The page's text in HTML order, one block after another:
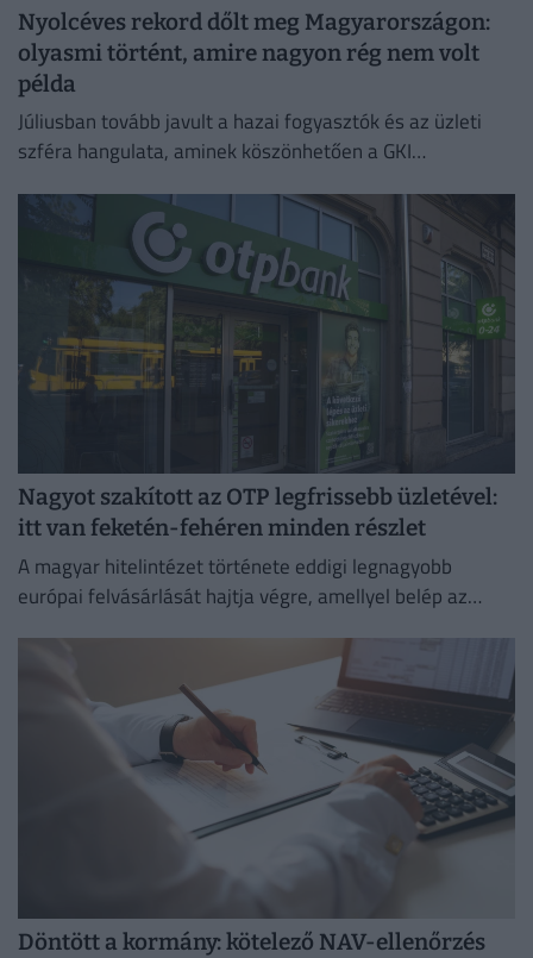
Nyolcéves rekord dőlt meg Magyarországon:
olyasmi történt, amire nagyon rég nem volt
példa
Júliusban tovább javult a hazai fogyasztók és az üzleti
szféra hangulata, aminek köszönhetően a GKI
Nagyot szakított az OTP legfrissebb üzletével:
itt van feketén-fehéren minden részlet
A magyar hitelintézet története eddigi legnagyobb
európai felvásárlását hajtja végre, amellyel belép az
Döntött a kormány: kötelező NAV-ellenőrzés